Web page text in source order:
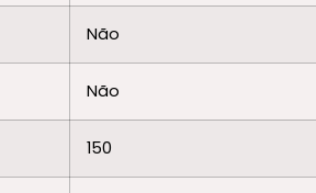
Não
Não
150